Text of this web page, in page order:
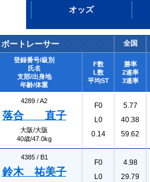
オッズ
ボートレーサー 全国
登録番号/級別
氏名
支部/出身地
年齢/体重
F数
L数
平均ST
勝率
2連率
3連率
4289 /A2
落合 直子
大阪/大阪
40歳/47.0kg
F0
L0
0.14
5.77
40.38
59.62
4385 / B1
鈴木 祐美子
F0
L0
4.98
29.79